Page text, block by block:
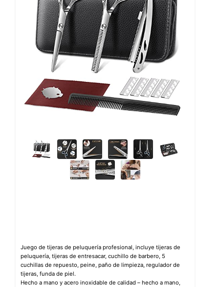
Juego de tijeras de peluquería profesional, incluye tijeras de
peluquería, tijeras de entresacar, cuchillo de barbero, 5
cuchillas de repuesto, peine, paño de limpieza, regulador de
tijeras, funda de piel.
Hecho a mano y acero inoxidable de calidad – hecho a mano,